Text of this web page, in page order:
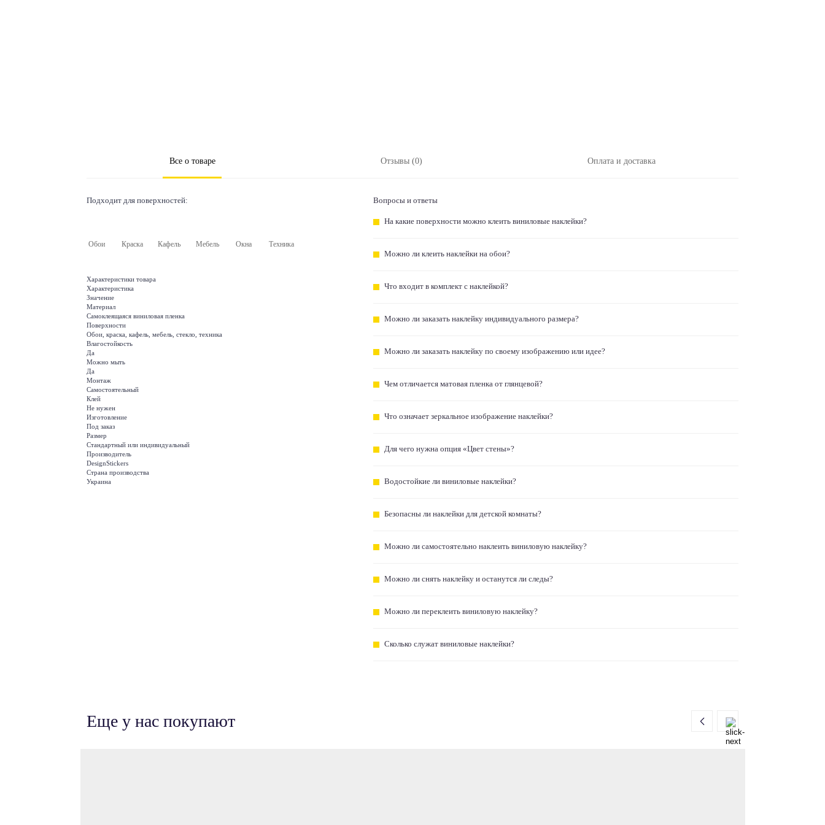
Все о товаре Отзывы (0) Оплата и доставка
Подходит для поверхностей:
Обои Краска Кафель Мебель Окна Техника
Характеристики товара
Характеристика
Значение
Материал
Самоклеящаяся виниловая пленка
Поверхности
Обои, краска, кафель, мебель, стекло, техника
Влагостойкость
Да
Можно мыть
Да
Монтаж
Самостоятельный
Клей
Не нужен
Изготовление
Под заказ
Размер
Стандартный или индивидуальный
Производитель
DesignStickers
Страна производства
Украина
Вопросы и ответы
На какие поверхности можно клеить виниловые наклейки?
Можно ли клеить наклейки на обои?
Что входит в комплект с наклейкой?
Можно ли заказать наклейку индивидуального размера?
Можно ли заказать наклейку по своему изображению или идее?
Чем отличается матовая пленка от глянцевой?
Что означает зеркальное изображение наклейки?
Для чего нужна опция «Цвет стены»?
Водостойкие ли виниловые наклейки?
Безопасны ли наклейки для детской комнаты?
Можно ли самостоятельно наклеить виниловую наклейку?
Можно ли снять наклейку и останутся ли следы?
Можно ли переклеить виниловую наклейку?
Сколько служат виниловые наклейки?
Еще у нас покупают